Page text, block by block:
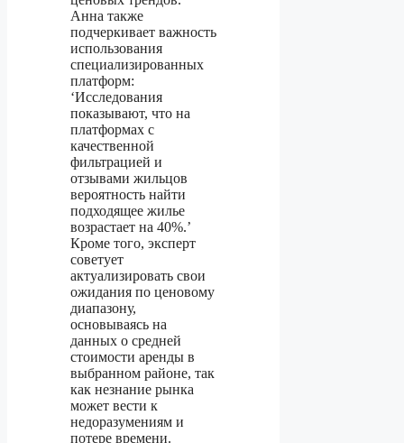
Анна также
подчеркивает важность
использования
специализированных
платформ:
‘Исследования
показывают, что на
платформах с
качественной
фильтрацией и
отзывами жильцов
вероятность найти
подходящее жилье
возрастает на 40%.’
Кроме того, эксперт
советует
актуализировать свои
ожидания по ценовому
диапазону,
основываясь на
данных о средней
стоимости аренды в
выбранном районе, так
как незнание рынка
может вести к
недоразумениям и
потере времени.